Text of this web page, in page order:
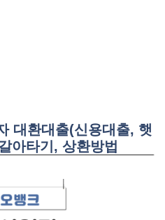
대환대출(신용대출, 햇
아타기, 상환방법